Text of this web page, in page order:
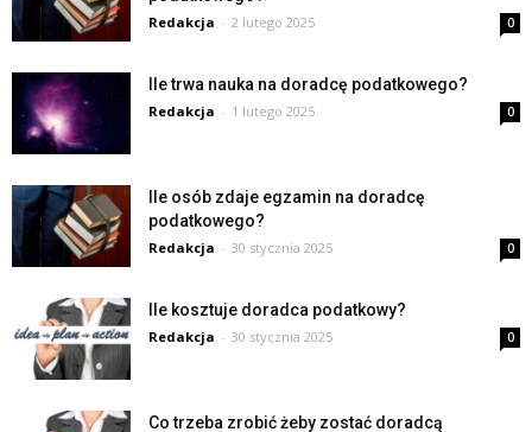
Redakcja - 2 lutego 2025 0
Ile trwa nauka na doradcę podatkowego?
Redakcja - 1 lutego 2025 0
Ile osób zdaje egzamin na doradcę
podatkowego?
Redakcja - 30 stycznia 2025 0
Ile kosztuje doradca podatkowy?
Redakcja - 30 stycznia 2025 0
Co trzeba zrobić żeby zostać doradcą